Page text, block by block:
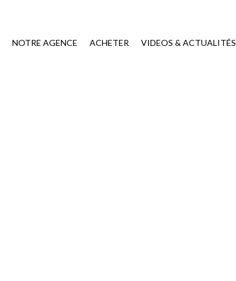
NOTRE AGENCE ACHETER VIDEOS & ACTUALITÉS